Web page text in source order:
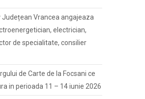
Județean Vrancea angajeaza
electrician,
de specialitate, consilier
de Carte de la Focsani ce
in perioada 11 – 14 iunie 2026